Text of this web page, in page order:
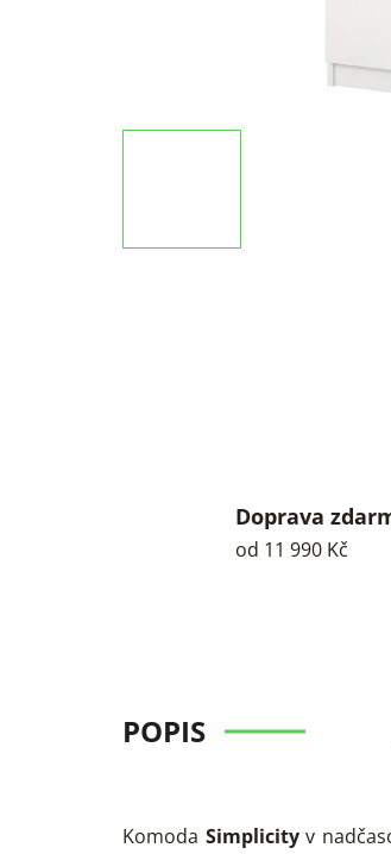
Doprava
od 11 990 Kč
POPIS
Komoda Simplicityv